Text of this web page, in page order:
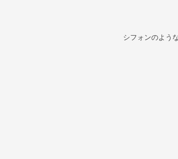
シフォンのよう